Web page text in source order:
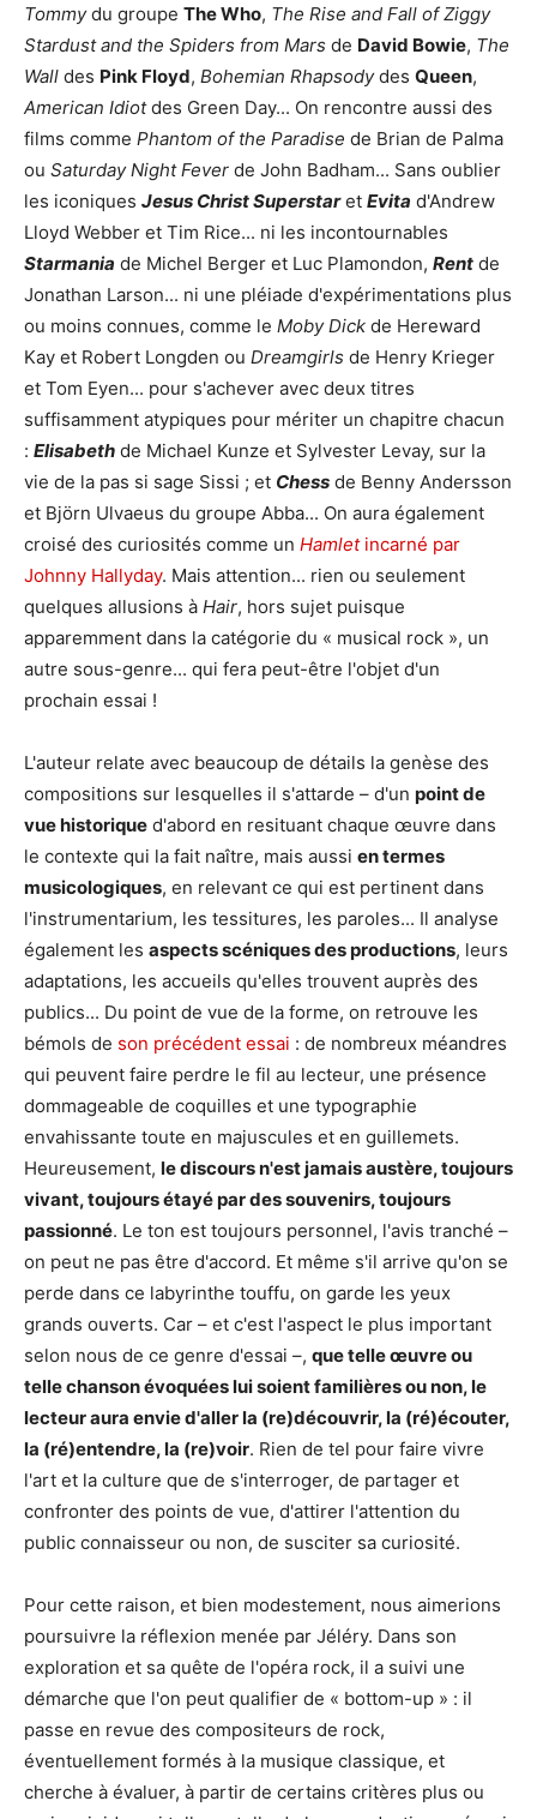
Tommydu groupe The Who, The Rise and Fall of Ziggy
Stardust and the Spiders from Mars de David Bowie, The
Wall des Pink Floyd, Bohemian Rhapsodydes Queen,
American Idiotdes Green Day... On rencontre aussi des
films comme Phantom of the Paradise de Brian de Palma
ou Saturday Night Fever de John Badham... Sans oublier
les iconiques Jesus Christ Superstaret Evita d'Andrew
Lloyd Webber et Tim Rice... ni les incontournables
Starmania de Michel Berger et Luc Plamondon, Rent de
Jonathan Larson... ni une pléiade d'expérimentations plus
ou moins connues, comme le Moby Dick de Hereward
Kay et Robert Longden ou Dreamgirls de Henry Krieger
et Tom Eyen... pour s'achever avec deux titres
suffisamment atypiques pour mériter un chapitre chacun
: Elisabeth de Michael Kunze et Sylvester Levay, sur la
vie de la pas si sage Sissi ; et Chess de Benny Andersson
et Björn Ulvaeus du groupe Abba... On aura également
croisé des curiosités comme un Hamletincarné par
Johnny Hallyday. Mais attention... rien ou seulement
quelques allusions à Hair, hors sujet puisque
apparemment dans la catégorie du « musical rock », un
autre sous-genre... qui fera peut-être l'objet d'un
prochain essai !
L'auteur relate avec beaucoup de détails la genèse des
compositions sur lesquelles il s'attarde – d'un point de
vue historique d'abord en resituant chaque œuvre dans
le contexte qui la fait naître, mais aussi en termes
musicologiques, en relevant ce qui est pertinent dans
l'instrumentarium, les tessitures, les paroles... Il analyse
également les aspects scéniques des productions, leurs
adaptations, les accueils qu'elles trouvent auprès des
publics... Du point de vue de la forme, on retrouve les
bémols de son précédent essai : de nombreux méandres
qui peuvent faire perdre le fil au lecteur, une présence
dommageable de coquilles et une typographie
envahissante toute en majuscules et en guillemets.
Heureusement, le discours n'est jamais austère, toujours
vivant, toujours étayé par des souvenirs, toujours
passionné. Le ton est toujours personnel, l'avis tranché –
on peut ne pas être d'accord. Et même s'il arrive qu'on se
perde dans ce labyrinthe touffu, on garde les yeux
grands ouverts. Car – et c'est l'aspect le plus important
selon nous de ce genre d'essai –, que telle œuvre ou
telle chanson évoquées lui soient familières ou non, le
lecteur aura envie d'aller la (re)découvrir, la (ré)écouter,
la (ré)entendre, la (re)voir. Rien de tel pour faire vivre
l'art et la culture que de s'interroger, de partager et
confronter des points de vue, d'attirer l'attention du
public connaisseur ou non, de susciter sa curiosité.
Pour cette raison, et bien modestement, nous aimerions
poursuivre la réflexion menée par Jéléry. Dans son
exploration et sa quête de l'opéra rock, il a suivi une
démarche que l'on peut qualifier de « bottom-up » : il
passe en revue des compositeurs de rock,
éventuellement formés à la musique classique, et
cherche à évaluer, à partir de certains critères plus ou